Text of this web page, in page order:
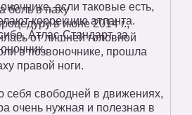
если таковые есть,
коррекцию атланта.
Атлас-Стандарт, за
боль в паху
в июне 2014 г.,
от лишней головной
в позвоночнике, прошла
правой ноги.
себя свободней в движениях,
очень нужная и полезная в